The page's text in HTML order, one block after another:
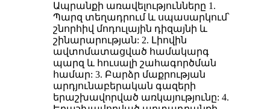
Ապրանքի առավելությունները 1.
Պարզ տեղադրում և սպասարկում՝
շնորհիվ մոդուլային դիզայնի և
շինարարության: 2. Լիովին
ավտոմատացված համակարգ
պարզ և հուսալի շահագործման
համար: 3. Բարձր մաքրության
արդյունաբերական գազերի
երաշխավորված առկայությունը: 4.